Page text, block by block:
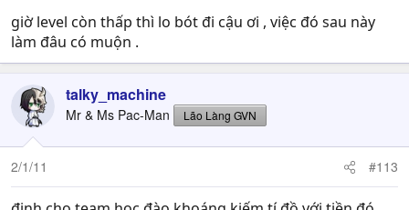
giờ level còn thấp thì lo bót đi cậu ơi , việc đó sau này
làm đâu có muộn .
talky_machine
Mr & Ms Pac-Man Lão Làng GVN
2/1/11 #113